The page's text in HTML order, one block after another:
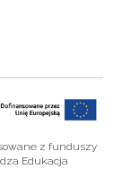
z funduszy
Edukacja